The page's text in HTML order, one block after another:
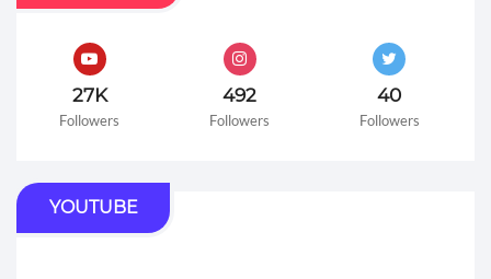
27K
Followers
492
Followers
40
Followers
YOUTUBE